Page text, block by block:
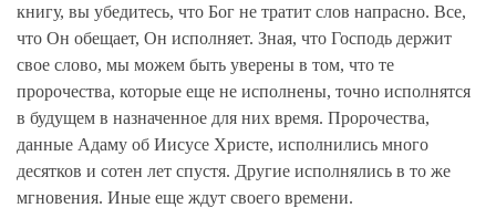
книгу, вы убедитесь, что Бог не тратит слов напрасно. Все,
что Он обещает, Он исполняет. Зная, что Господь держит
свое слово, мы можем быть уверены в том, что те
пророчества, которые еще не исполнены, точно исполнятся
в будущем в назначенное для них время. Пророчества,
данные Адаму об Иисусе Христе, исполнились много
десятков и сотен лет спустя. Другие исполнялись в то же
мгновения. Иные еще ждут своего времени.